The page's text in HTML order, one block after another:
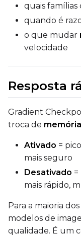
quais famílias
quando é
o que mudar
velocidade
Resposta
Gradient
troca de
Ativado =
mais seguro
Desativado =
mais rápido,
Para a maioria
modelos de
qualidade. É um